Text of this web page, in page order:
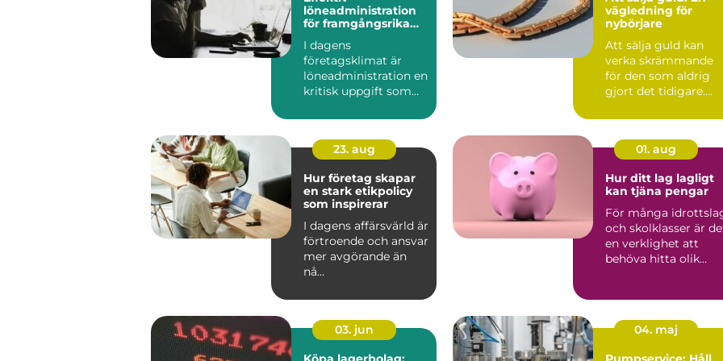
löneadministration
för framgångsrika
I dagens
företagsklimat är
löneadministration en
kritisk uppgift som
vägledning för
nybörjare
Att sälja guld kan
verka skrämmande
för den som aldrig
gjort det tidigare.
23. aug
Hur företag skapar
en stark etikpolicy
som inspirerar
I dagens affärsvärld är
förtroende och ansvar
mer avgörande än
nå...
01. aug
Hur ditt lag lagligt
kan tjäna pengar
För många
och skolklasser är
en verklighet att
behöva hitta olik...
03. jun
04. maj